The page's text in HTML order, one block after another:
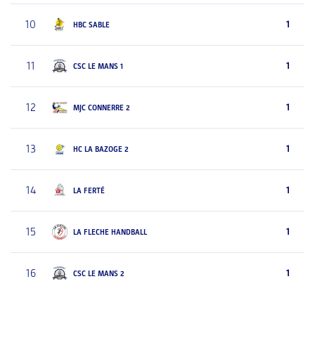
10 HBC SABLE 1
11 CSC LE MANS 1 1
12 MJC CONNERRE 2 1
13 HC LA BAZOGE 2 1
14 LA FERTÉ 1
15 LA FLECHE HANDBALL 1
16 CSC LE MANS 2 1